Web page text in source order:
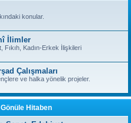
konular.
İlimler
Fıkıh, Kadın-Erkek İlişkileri
Çalışmaları
ve halka yönelik projeler.
Hitaben